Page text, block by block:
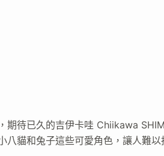
期待已久的吉伊卡哇 Chiikawa
八貓和兔子這些可愛角色，讓人難以